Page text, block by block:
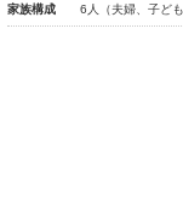
家族構成 6人（夫婦、子ど